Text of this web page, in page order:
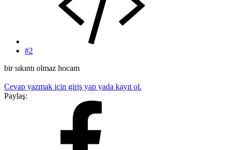
#2
bir sıkıntı olmaz hocam
Cevap yazmak için giriş yap yada kayıt ol.
Paylaş: